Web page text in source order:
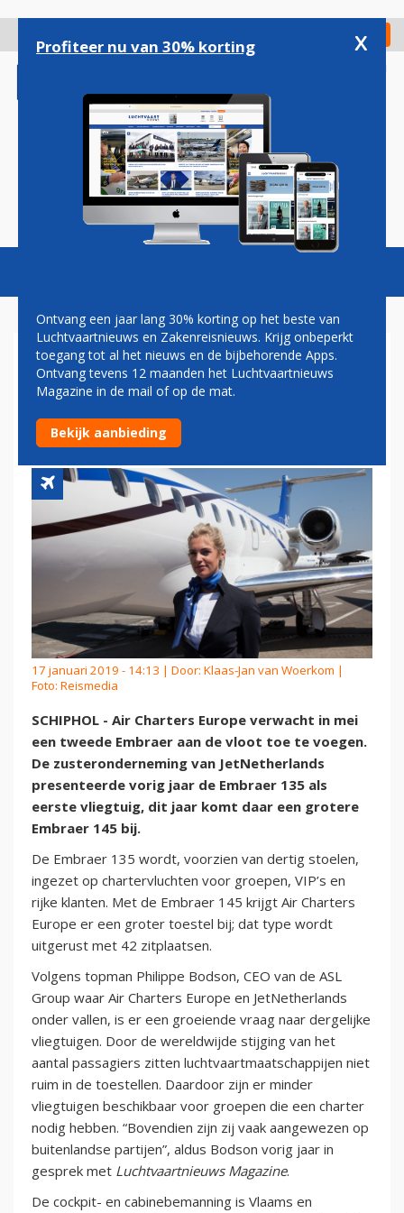
gaan
Check in
Magazine Podcasts Vacatures
AIR CHARTERS EUROPE
VERWACHT IN MEI TWEEDE
EMBRAER
17 januari 2019 - 14:13 | Door: Klaas-Jan van Woerkom |
Foto: Reismedia
SCHIPHOL - Air Charters Europe verwacht in mei
een tweede Embraer aan de vloot toe te voegen.
De zusteronderneming van JetNetherlands
presenteerde vorig jaar de Embraer 135 als
eerste vliegtuig, dit jaar komt daar een grotere
Embraer 145 bij.
De Embraer 135 wordt, voorzien van dertig stoelen,
ingezet op chartervluchten voor groepen, VIP’s en
rijke klanten. Met de Embraer 145 krijgt Air Charters
Europe er een groter toestel bij; dat type wordt
uitgerust met 42 zitplaatsen.
Volgens topman Philippe Bodson, CEO van de ASL
Group waar Air Charters Europe en JetNetherlands
onder vallen, is er een groeiende vraag naar dergelijke
vliegtuigen. Door de wereldwijde stijging van het
aantal passagiers zitten luchtvaartmaatschappijen niet
ruim in de toestellen. Daardoor zijn er minder
vliegtuigen beschikbaar voor groepen die een charter
nodig hebben. “Bovendien zijn zij vaak aangewezen op
buitenlandse partijen”, aldus Bodson vorig jaar in
gesprek met Luchtvaartnieuws Magazine.
De cockpit- en cabinebemanning is Vlaams en
Profiteer nu van 30% korting x
Ontvang een jaar lang 30% korting op het beste van
Luchtvaartnieuws en Zakenreisnieuws. Krijg onbeperkt
toegang tot al het nieuws en de bijbehorende Apps.
Ontvang tevens 12 maanden het Luchtvaartnieuws
Magazine in de mail of op de mat.
Bekijk aanbieding